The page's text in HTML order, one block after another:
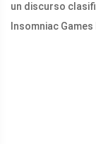
un discurso
Insomniac